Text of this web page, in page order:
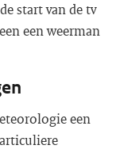
start van de tv
een weerman
een